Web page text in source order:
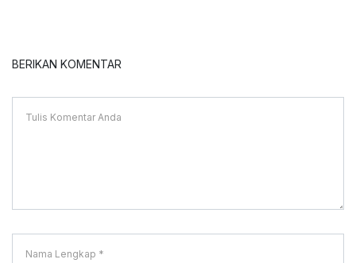
BERIKAN KOMENTAR